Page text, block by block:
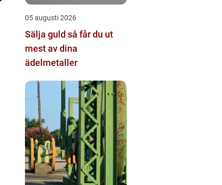
05 augusti 2026
Sälja guld så får du ut
mest av dina
ädelmetaller